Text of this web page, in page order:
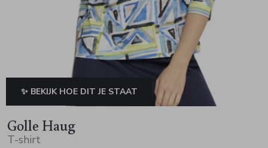
Truien en vesten
T-shirts en polos
Truien en vesten
✨ BEKIJK HOE DIT JE STAAT
Golle Haug
T-shirt